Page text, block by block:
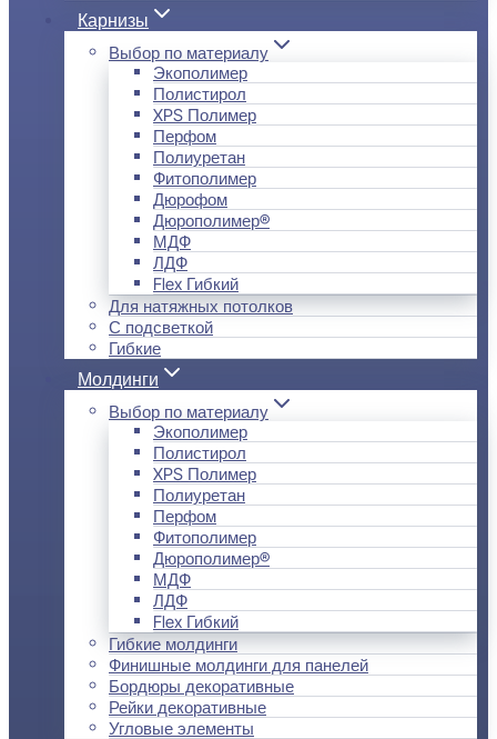
Карнизы
Выбор по материалу
Экополимер
Полистирол
XPS Полимер
Перфом
Полиуретан
Фитополимер
Дюрофом
Дюрополимер®
МДФ
ЛДФ
Flex Гибкий
Для натяжных потолков
С подсветкой
Гибкие
Молдинги
Выбор по материалу
Экополимер
Полистирол
XPS Полимер
Полиуретан
Перфом
Фитополимер
Дюрополимер®
МДФ
ЛДФ
Flex Гибкий
Гибкие молдинги
Финишные молдинги для панелей
Бордюры декоративные
Рейки декоративные
Угловые элементы